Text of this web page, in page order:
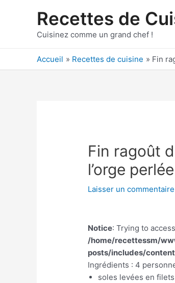
Recettes de
Cuisinez comme un grand chef !
Accueil Recettes de cuisine Fin
Fin ragoût
l’orge perlée
Laisser un commentaire
Notice: Trying to
/home/recettessm/
posts/includes/
Ingrédients : 4
soles levées en filets